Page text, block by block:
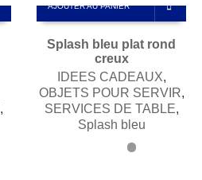
,
AJOUTER AU PANIER
Splash bleu plat rond
creux
IDEES CADEAUX,
OBJETS POUR SERVIR,
SERVICES DE TABLE,
Splash bleu